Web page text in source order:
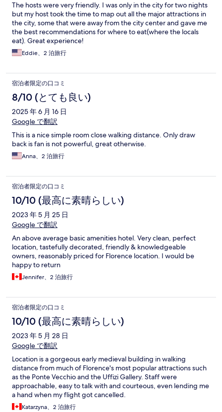
The hosts were very friendly. I was only in the city for two nights
but my host took the time to map out all the major attractions in
the city, some that were away from the city center and gave me
the best recommendations for where to eat(where the locals
eat). Great experience!
Eddie、2 泊旅行
宿泊者限定の口コミ
8/10 (とても良い)
2025 年 6 月 16 日
Google で翻訳
This is a nice simple room close walking distance. Only draw
back is fan is not powerful, great otherwise.
Anna、2 泊旅行
宿泊者限定の口コミ
10/10 (最高に素晴らしい)
2023 年 5 月 25 日
Google で翻訳
An above average basic amenities hotel. Very clean, perfect
location, tastefully decorated, friendly & knowledgeable
owners, reasonably priced for Florence location. I would be
happy to return
Jennifer、2 泊旅行
宿泊者限定の口コミ
10/10 (最高に素晴らしい)
2023 年 5 月 28 日
Google で翻訳
Location is a gorgeous early medieval building in walking
distance from much of Florence's most popular attractions such
as the Ponte Vecchio and the Uffizi Gallery. Staff were
approachable, easy to talk with and courteous, even lending me
a hand when my flight got cancelled.
Katarzyna、2 泊旅行